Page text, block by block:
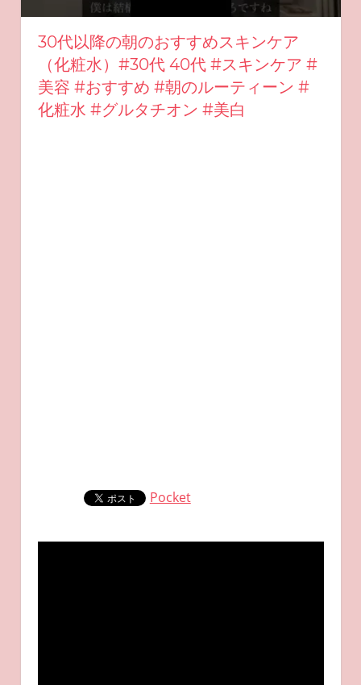
30代以降の朝のおすすめスキンケア
（化粧水）#30代 40代 #スキンケア #
美容 #おすすめ #朝のルーティーン #
化粧水 #グルタチオン #美白
Pocket